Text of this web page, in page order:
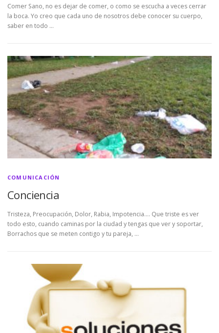
Comer Sano, no es dejar de comer, o como se escucha a veces cerrar
la boca. Yo creo que cada uno de nosotros debe conocer su cuerpo,
saber en todo …
COMUNICACIÓN
Conciencia
Tristeza, Preocupación, Dolor, Rabia, Impotencia…. Que triste es ver
todo esto, cuando caminas por la ciudad y tengas que ver y soportar,
Borrachos que se meten contigo y tu pareja, …